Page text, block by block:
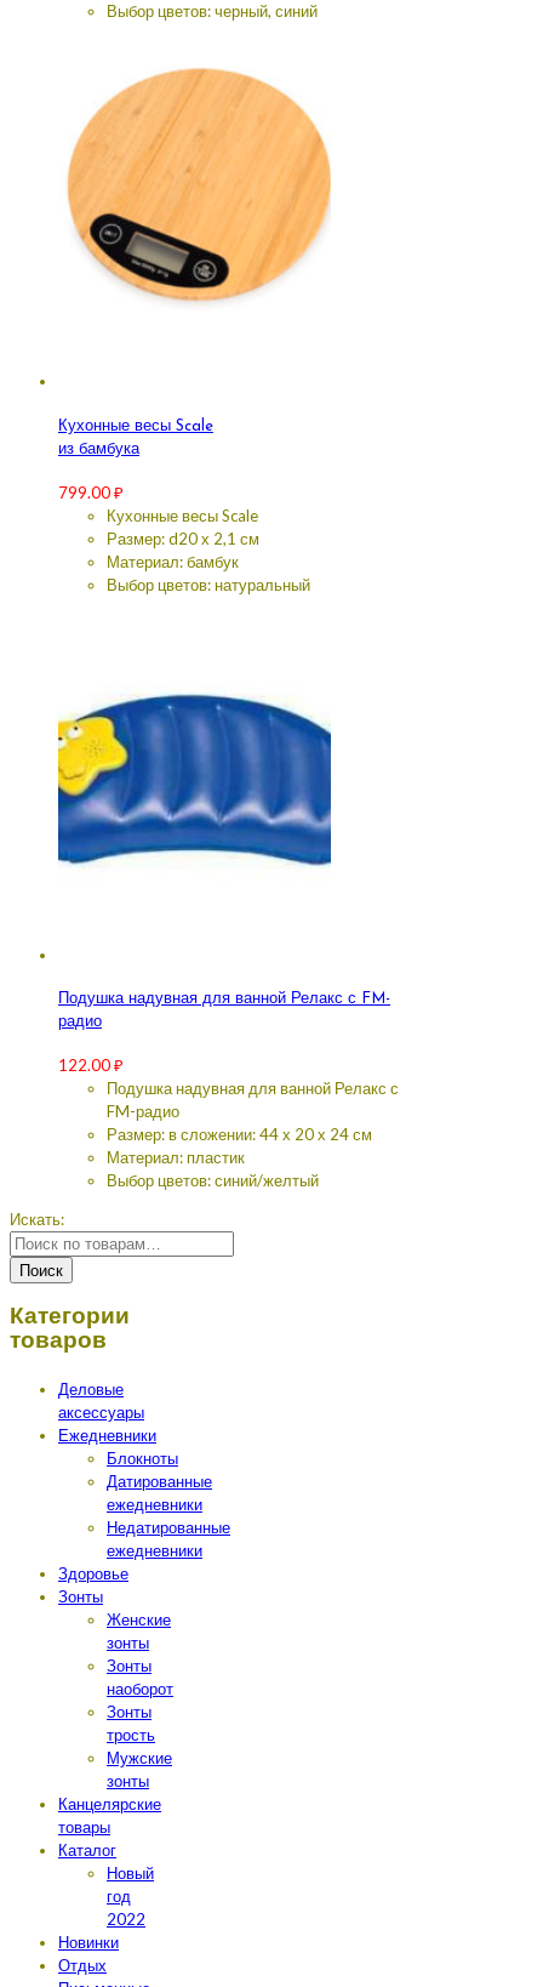
Выбор цветов: черный, синий
Кухонные весы Scale
из бамбука
799.00₽
Кухонные весы Scale
Размер: d20 х 2,1 см
Материал: бамбук
Выбор цветов: натуральный
Подушка надувная для ванной Релакс с FM-
радио
122.00₽
Подушка надувная для ванной Релакс с
FM-радио
Размер: в сложении: 44 х 20 х 24 см
Материал: пластик
Выбор цветов: синий/желтый
Искать:
Поиск
Категории
товаров
Деловые
аксессуары
Ежедневники
Блокноты
Датированные
ежедневники
Недатированные
ежедневники
Здоровье
Зонты
Женские
зонты
Зонты
наоборот
Зонты
трость
Мужские
зонты
Канцелярские
товары
Каталог
Новый
год
2022
Новинки
Отдых